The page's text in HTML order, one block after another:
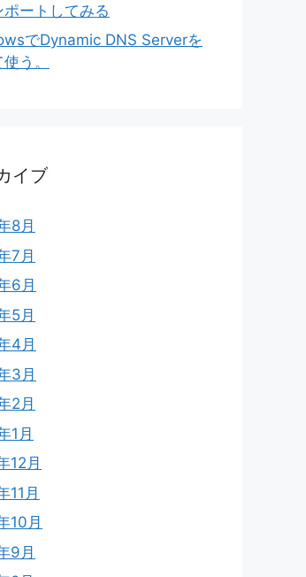
ポートしてみる
でDynamic DNS Serverを
う。
イブ
8月
7月
6月
5月
4月
3月
2月
1月
12月
11月
10月
9月